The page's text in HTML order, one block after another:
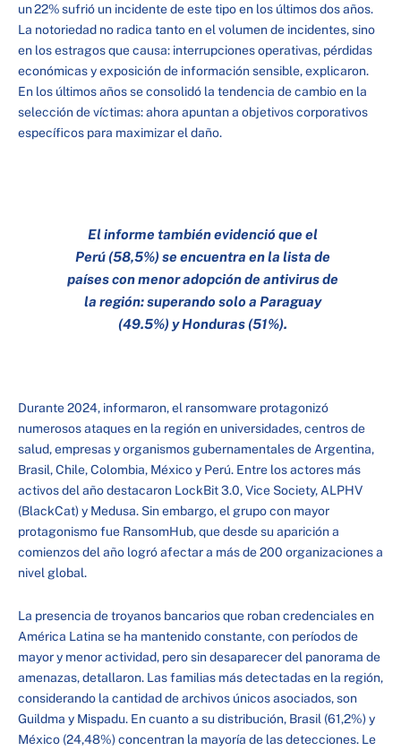
un 22% sufrió un incidente de este tipo en los últimos dos años.
La notoriedad no radica tanto en el volumen de incidentes, sino
en los estragos que causa: interrupciones operativas, pérdidas
económicas y exposición de información sensible, explicaron.
En los últimos años se consolidó la tendencia de cambio en la
selección de víctimas: ahora apuntan a objetivos corporativos
específicos para maximizar el daño.
El informe también evidenció que el
Perú (58,5%) se encuentra en la lista de
países con menor adopción de antivirus de
la región: superando solo a Paraguay
(49.5%) y Honduras (51%).
Durante 2024, informaron, el ransomware protagonizó
numerosos ataques en la región en universidades, centros de
salud, empresas y organismos gubernamentales de Argentina,
Brasil, Chile, Colombia, México y Perú. Entre los actores más
activos del año destacaron LockBit 3.0, Vice Society, ALPHV
(BlackCat) y Medusa. Sin embargo, el grupo con mayor
protagonismo fue RansomHub, que desde su aparición a
comienzos del año logró afectar a más de 200 organizaciones a
nivel global.
La presencia de troyanos bancarios que roban credenciales en
América Latina se ha mantenido constante, con períodos de
mayor y menor actividad, pero sin desaparecer del panorama de
amenazas, detallaron. Las familias más detectadas en la región,
considerando la cantidad de archivos únicos asociados, son
Guildma y Mispadu. En cuanto a su distribución, Brasil (61,2%) y
México (24,48%) concentran la mayoría de las detecciones. Le